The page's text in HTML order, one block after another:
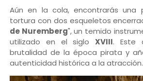
Aún en la cola, encontrarás una
tortura con dos esqueletos
de Nuremberg", un temido
utilizado en el siglo XVIII. Este
brutalidad de la época pirata y
autenticidad histórica a la atracción.